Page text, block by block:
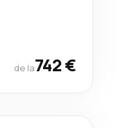
de la742 €